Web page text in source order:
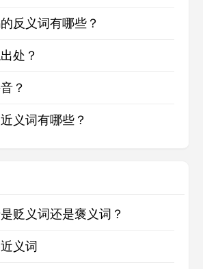
反义词有哪些？
处？
？
义词有哪些？
贬义词还是褒义词？
义词